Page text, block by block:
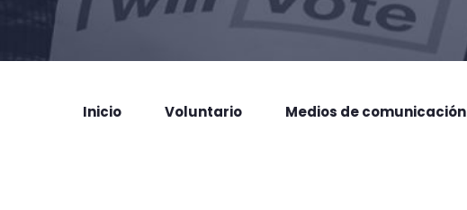
Inicio Voluntario Medios de comunicación